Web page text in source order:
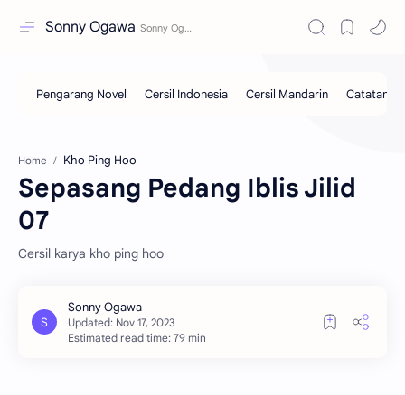
Sonny Ogawa
Home Kho Ping Hoo
Sepasang Pedang Iblis Jilid
07
Cersil karya kho ping hoo
Estimated read time: 79 min